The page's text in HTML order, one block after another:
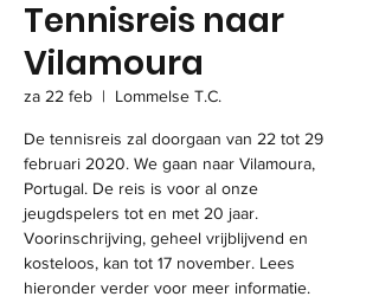
Tennisreis naar
Vilamoura
za 22 feb
  |
Lommelse T.C.
De tennisreis zal doorgaan van 22 tot 29
februari 2020. We gaan naar Vilamoura,
Portugal. De reis is voor al onze
jeugdspelers tot en met 20 jaar.
Voorinschrijving, geheel vrijblijvend en
kosteloos, kan tot 17 november. Lees
hieronder verder voor meer informatie.